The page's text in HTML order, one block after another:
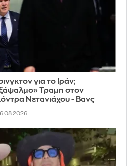
για το Ιράν;
Τραμπ στον
Νετανιάχου - Βανς